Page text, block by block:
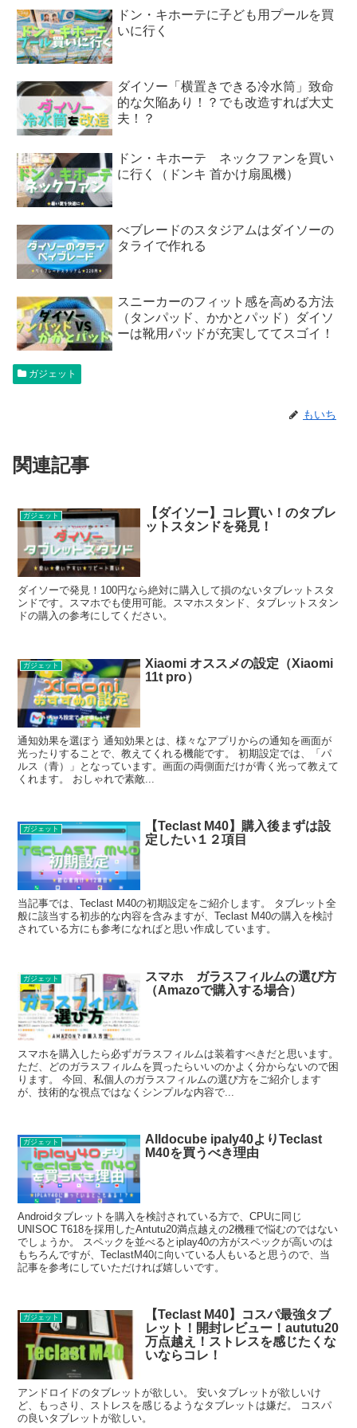
ドン・キホーテに子ども用プールを買
いに行く
ダイソー「横置きできる冷水筒」致命
的な欠陥あり！？でも改造すれば大丈
夫！？
ドン・キホーテ ネックファンを買い
に行く（ドンキ 首かけ扇風機）
べブレードのスタジアムはダイソーの
タライで作れる
スニーカーのフィット感を高める方法
（タンパッド、かかとパッド）ダイソ
ーは靴用パッドが充実しててスゴイ！
ガジェット
もいち
関連記事
ガジェット
【ダイソー】コレ買い！のタブレ
ットスタンドを発見！
ダイソーで発見！100円なら絶対に購入して損のないタブレットスタ
ンドです。スマホでも使用可能。スマホスタンド、タブレットスタン
ドの購入の参考にしてください。
ガジェット
Xiaomi オススメの設定（Xiaomi
11t pro）
通知効果を選ぼう 通知効果とは、様々なアプリからの通知を画面が
光ったりすることで、教えてくれる機能です。 初期設定では、「パ
ルス（青）」となっています。画面の両側面だけが青く光って教えて
くれます。 おしゃれで素敵...
ガジェット
【Teclast M40】購入後まずは設
定したい１２項目
当記事では、Teclast M40の初期設定をご紹介します。 タブレット全
般に該当する初歩的な内容を含みますが、Teclast M40の購入を検討
されている方にも参考になればと思い作成しています。
ガジェット
スマホ ガラスフィルムの選び方
（Amazoで購入する場合）
スマホを購入したら必ずガラスフィルムは装着すべきだと思います。
ただ、どのガラスフィルムを買ったらいいのかよく分からないので困
ります。 今回、私個人のガラスフィルムの選び方をご紹介します
が、技術的な視点ではなくシンプルな内容で...
ガジェット
Alldocube ipaly40よりTeclast
M40を買うべき理由
Androidタブレットを購入を検討されている方で、CPUに同じ
UNISOC T618を採用したAntutu20満点越えの2機種で悩むのではない
でしょうか。 スペックを並べるとiplay40の方がスペックが高いのは
もちろんですが、TeclastM40に向いている人もいると思うので、当
記事を参考にしていただければ嬉しいです。
ガジェット
【Teclast M40】コスパ最強タブ
レット！開封レビュー！aututu20
万点越え！ストレスを感じたくな
いならコレ！
アンドロイドのタブレットが欲しい。 安いタブレットが欲しいけ
ど、もっさり、ストレスを感じるようなタブレットは嫌だ。 コスパ
の良いタブレットが欲しい。